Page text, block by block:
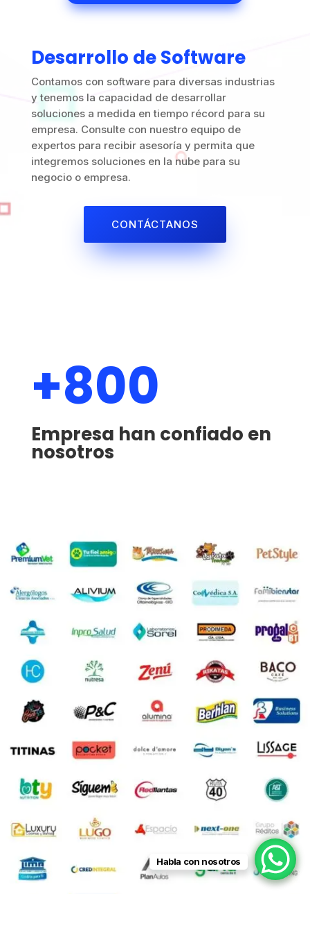
Desarrollo de Software
Contamos con software para diversas industrias
y tenemos la capacidad de desarrollar
soluciones a medida en tiempo récord para su
empresa. Consulte con nuestro equipo de
expertos para recibir asesoría y permita que
integremos soluciones en la nube para su
negocio o empresa.
CONTÁCTANOS
+800
Empresa han confiado en
nosotros
Habla con nosotros